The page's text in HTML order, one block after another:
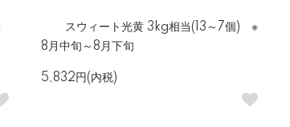
スウィート光黄 3kg相当(13～7個) ※
8月中旬～8月下旬
5,832円(内税)